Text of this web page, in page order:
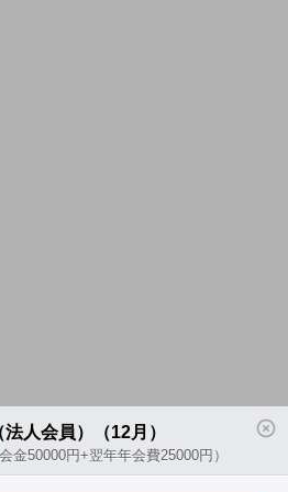
人会員）（12月）
金50000円+翌年年会費25000円）